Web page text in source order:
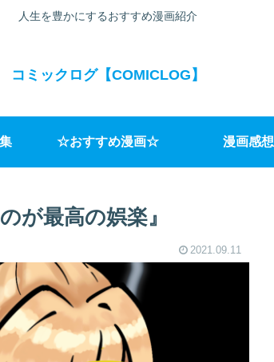
人生を豊かにするおすすめ漫画紹介
コミックログ【COMICLOG】
☆おすすめ漫画☆ 漫画感想
が最高の娯楽』
2021.09.11